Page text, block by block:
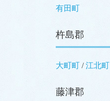
有田町
杵島郡
大町町 江北町
藤津郡